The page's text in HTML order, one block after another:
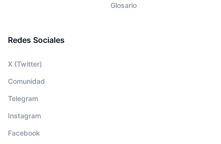
Glosario
Redes Sociales
X (Twitter)
Comunidad
Telegram
Instagram
Facebook